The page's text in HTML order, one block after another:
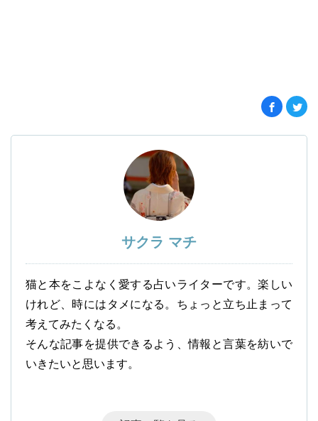
サクラ マチ
猫と本をこよなく愛する占いライターです。楽しい
けれど、時にはタメになる。ちょっと立ち止まって
考えてみたくなる。
そんな記事を提供できるよう、情報と言葉を紡いで
いきたいと思います。